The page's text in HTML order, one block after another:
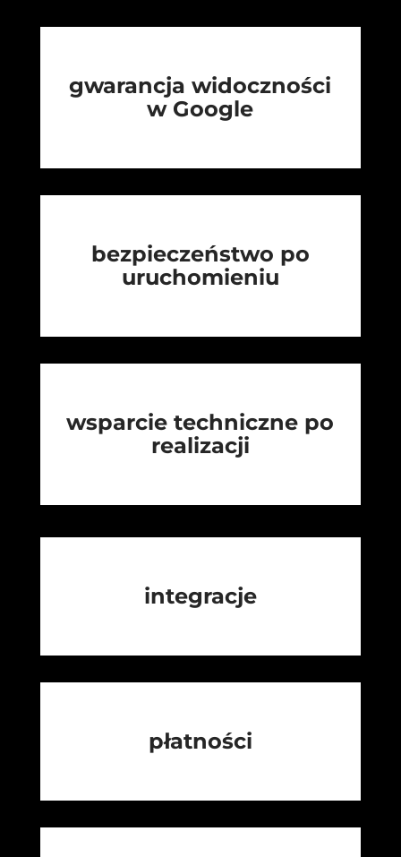
gwarancja widoczności
w Google
bezpieczeństwo po
uruchomieniu
wsparcie techniczne po
realizacji
integracje
płatności